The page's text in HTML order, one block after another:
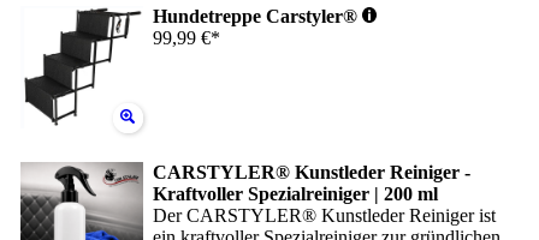
Hundetreppe Carstyler®
99,99 €*
CARSTYLER® Kunstleder Reiniger -
Kraftvoller Spezialreiniger | 200 ml
Der CARSTYLER® Kunstleder Reiniger ist